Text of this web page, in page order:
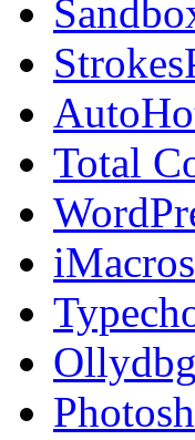
Total
iMacros
Ollydbg